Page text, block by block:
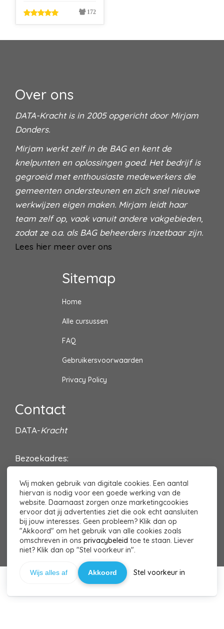
172
Over ons
DATA-Kracht is in 2005 opgericht door Mirjam
Donders.
Mirjam werkt zelf in de BAG en kent de
knelpunten en oplossingen goed. Het bedrijf is
gegroeid met enthousiaste medewerkers die
gemeenten ondersteunen en zich snel nieuwe
werkwijzen eigen maken. Mirjam leidt haar
team zelf op, vaak vanuit andere vakgebieden,
zodat ze o.a. als BAG beheerders inzetbaar zijn.
Lees hier meer over ons
Sitemap
Home
Alle cursussen
FAQ
Gebruikersvoorwaarden
Privacy Policy
Contact
DATA-Kracht
Bezoekadres:
Sint Michielsgestelseweg 8
5261 NH Vught
Contact?Klik hier
© 2026 DATA-Kracht - Powered by
Wij maken gebruik van digitale cookies. Een aantal
hiervan is nodig voor een goede werking van de
website. Daarnaast zorgen onze marketingcookies
ervoor dat jij advertenties ziet die ook echt aansluiten
bij jouw interesses. Geen probleem? Klik dan op
"Akkoord" om het gebruik van alle cookies zoals
omschreven in ons privacybeleid toe te staan. Liever
niet? Klik dan op "Stel voorkeur in".
Stel voorkeur in
Wijs alles af Akkoord